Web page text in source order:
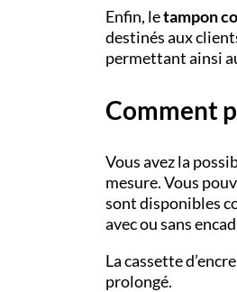
Enfin, letampon
destinés aux
permettant ainsi
Comment
Vous avez la
mesure. Vous
sont disponibles
avec ou sans
La cassette
prolongé.